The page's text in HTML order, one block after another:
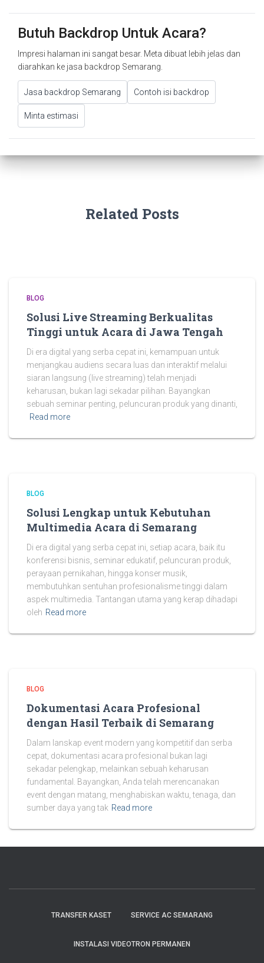
Butuh Backdrop Untuk Acara?
Impresi halaman ini sangat besar. Meta dibuat lebih jelas dan
diarahkan ke jasa backdrop Semarang.
Jasa backdrop Semarang Contoh isi backdrop
Minta estimasi
Related Posts
BLOG
Solusi Live Streaming Berkualitas
Tinggi untuk Acara di Jawa Tengah
Di era digital yang serba cepat ini, kemampuan untuk
menjangkau audiens secara luas dan interaktif melalui
siaran langsung (live streaming) telah menjadi
keharusan, bukan lagi sekadar pilihan. Bayangkan
sebuah seminar penting, peluncuran produk yang dinanti,
Read more
BLOG
Solusi Lengkap untuk Kebutuhan
Multimedia Acara di Semarang
Di era digital yang serba cepat ini, setiap acara, baik itu
konferensi bisnis, seminar edukatif, peluncuran produk,
perayaan pernikahan, hingga konser musik,
membutuhkan sentuhan profesionalisme tinggi dalam
aspek multimedia. Tantangan utama yang kerap dihadapi
oleh Read more
BLOG
Dokumentasi Acara Profesional
dengan Hasil Terbaik di Semarang
Dalam lanskap event modern yang kompetitif dan serba
cepat, dokumentasi acara profesional bukan lagi
sekadar pelengkap, melainkan sebuah keharusan
fundamental. Bayangkan, Anda telah merencanakan
event dengan matang, menghabiskan waktu, tenaga, dan
sumber daya yang tak Read more
TRANSFER KASET SERVICE AC SEMARANG
INSTALASI VIDEOTRON PERMANEN